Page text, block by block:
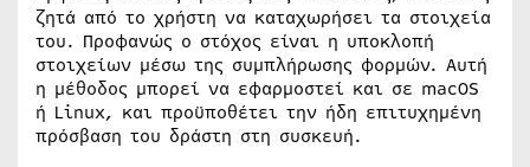
ζητά από το χρήστη να καταχωρήσει τα στοιχεία
του. Προφανώς ο στόχος είναι η υποκλοπή
στοιχείων μέσω της συμπλήρωσης φορμών. Αυτή
η μέθοδος μπορεί να εφαρμοστεί και σε macOS
ή Linux, και προϋποθέτει την ήδη επιτυχημένη
πρόσβαση του δράστη στη συσκευή.